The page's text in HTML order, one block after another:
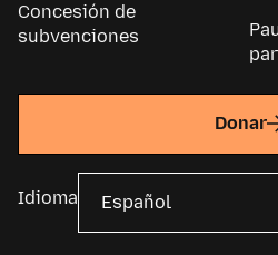
Concesión de
subvenciones
Donar
Idioma